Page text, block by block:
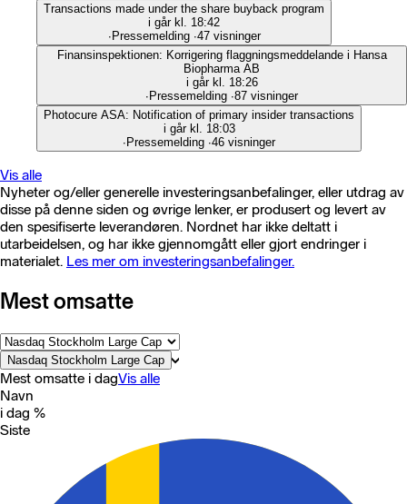
Transactions made under the share buyback program
i går kl. 18:42
∙ Pressemelding ∙47 visninger
Finansinspektionen: Korrigering flaggningsmeddelande i Hansa
Biopharma AB
i går kl. 18:26
∙ Pressemelding ∙87 visninger
Photocure ASA: Notification of primary insider transactions
i går kl. 18:03
∙ Pressemelding ∙46 visninger
Vis alle
Nyheter og/eller generelle investeringsanbefalinger, eller utdrag av
disse på denne siden og øvrige lenker, er produsert og levert av
den spesifiserte leverandøren. Nordnet har ikke deltatt i
utarbeidelsen, og har ikke gjennomgått eller gjort endringer i
materialet. Les mer om investeringsanbefalinger.
Mest omsatte
Nasdaq Stockholm Large Cap
Mest omsatte i dagVis alle
Navn
i dag %
Siste